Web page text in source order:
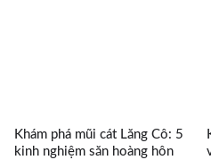
Khám phá mũi cát Lăng Cô: 5
kinh nghiệm săn hoàng hôn